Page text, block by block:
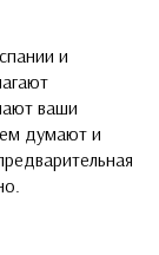
и
ваши
думают и